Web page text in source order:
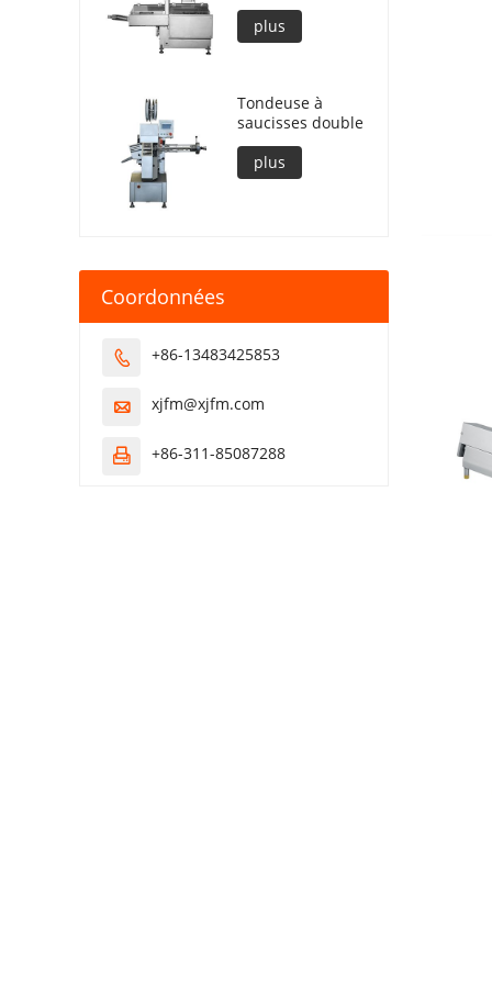
plus
Tondeuse à
saucisses double
plus
Coordonnées
 +86-13483425853
 xjfm@xjfm.com
 +86-311-85087288